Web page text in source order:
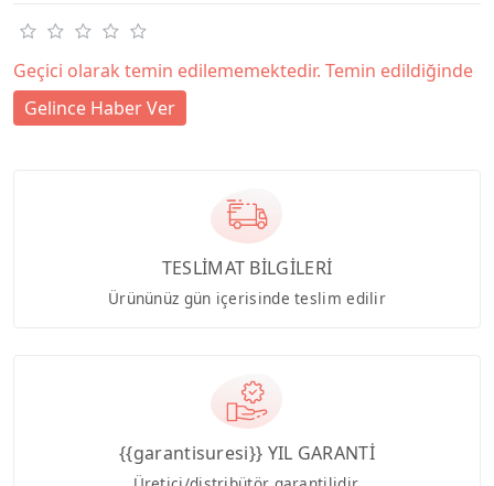
Geçici olarak temin edilememektedir. Temin edildiğinde
Gelince Haber Ver
TESLİMAT BİLGİLERİ
Ürününüz gün içerisinde teslim edilir
{{garantisuresi}} YIL GARANTİ